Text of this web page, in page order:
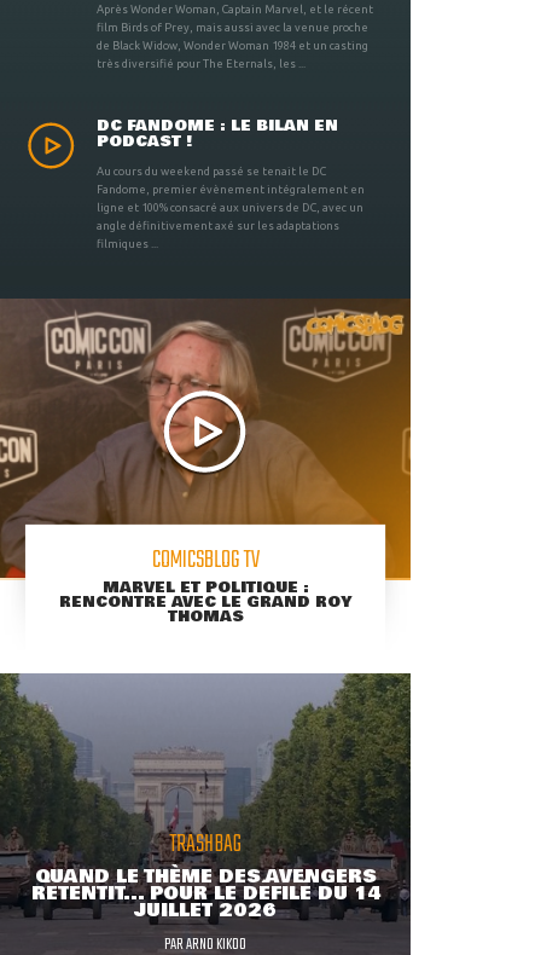
Après Wonder Woman, Captain Marvel, et le récent
film Birds of Prey, mais aussi avec la venue proche
de Black Widow, Wonder Woman 1984 et un casting
très diversifié pour The Eternals, les ...
DC FANDOME : LE BILAN EN
PODCAST !
Au cours du weekend passé se tenait le DC
Fandome, premier évènement intégralement en
ligne et 100% consacré aux univers de DC, avec un
angle définitivement axé sur les adaptations
filmiques ...
COMICSBLOG TV
MARVEL ET POLITIQUE :
RENCONTRE AVEC LE GRAND ROY
THOMAS
TRASHBAG
QUAND LE THÈME DES AVENGERS
RETENTIT... POUR LE DÉFILÉ DU 14
JUILLET 2026
PARARNO KIKOO